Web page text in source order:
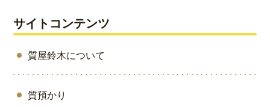
サイトコンテンツ
質屋鈴木について
質預かり